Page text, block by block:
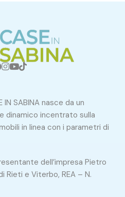
IN SABINA nasce da un
dinamico incentrato sulla
in linea con i parametri di
dell’impresa Pietro
Rieti e Viterbo, REA – N.